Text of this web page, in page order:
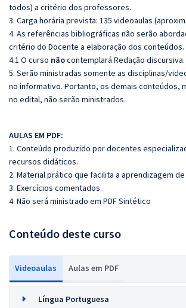
todos) a critério dos professores.
3. Carga horária prevista: 135 videoaulas
4. As referências bibliográficas não serão
critério do Docente a elaboração dos conteúdos.
4.1 O curso nãocontemplará Redação discursiva.
5. Serão ministradas somente as disciplinas/
no informativo. Portanto, os demais conteúdos,
no edital, não serão ministrados.
AULAS EM PDF:
1. Conteúdo produzido por docentes
recursos didáticos.
2. Material prático que facilita a aprendizagem
3. Exercícios comentados.
4. Não será ministrado em PDF Sintético
Conteúdo deste curso
Videoaulas Aulas em PDF
Língua Portuguesa